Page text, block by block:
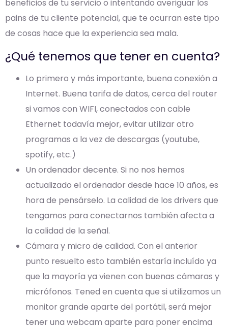
beneficios de tu servicio o intentando averiguar los
pains de tu cliente potencial, que te ocurran este tipo
de cosas hace que la experiencia sea mala.
¿Qué tenemos que tener en cuenta?
Lo primero y más importante, buena conexión a
Internet. Buena tarifa de datos, cerca del router
si vamos con WIFI, conectados con cable
Ethernet todavía mejor, evitar utilizar otro
programas a la vez de descargas (youtube,
spotify, etc.)
Un ordenador decente. Si no nos hemos
actualizado el ordenador desde hace 10 años, es
hora de pensárselo. La calidad de los drivers que
tengamos para conectarnos también afecta a
la calidad de la señal.
Cámara y micro de calidad. Con el anterior
punto resuelto esto también estaría incluído ya
que la mayoría ya vienen con buenas cámaras y
micrófonos. Tened en cuenta que si utilizamos un
monitor grande aparte del portátil, será mejor
tener una webcam aparte para poner encima